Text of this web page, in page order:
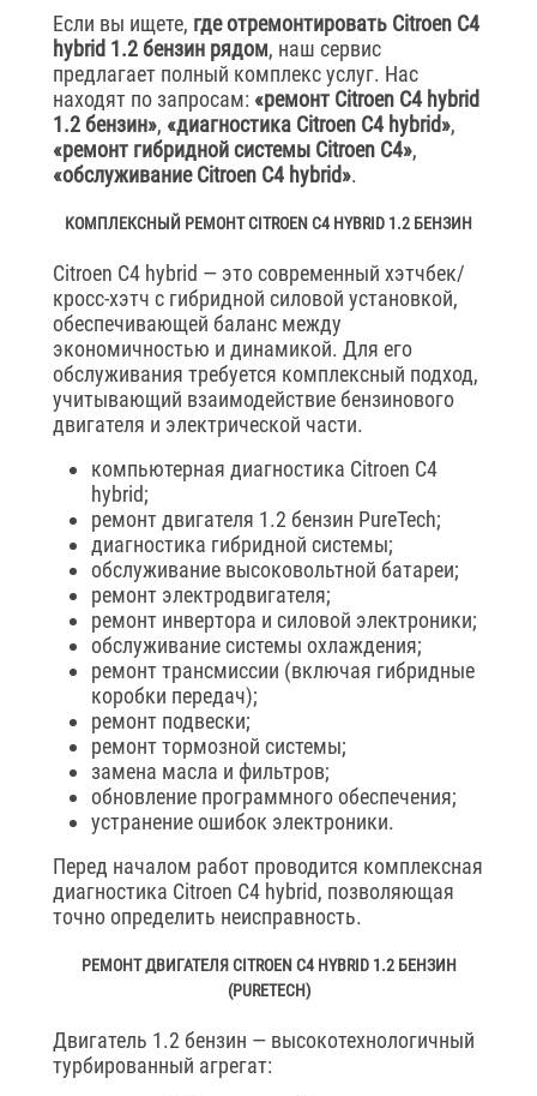
Если вы ищете, где отремонтировать Citroen C4
hybrid 1.2 бензин рядом, наш сервис
предлагает полный комплекс услуг. Нас
находят по запросам: «ремонт Citroen C4 hybrid
1.2 бензин», «диагностика Citroen C4 hybrid»,
«ремонт гибридной системы Citroen C4»,
«обслуживание Citroen C4 hybrid».
КОМПЛЕКСНЫЙ РЕМОНТ CITROEN C4 HYBRID 1.2 БЕНЗИН
Citroen C4 hybrid — это современный хэтчбек/
кросс-хэтч с гибридной силовой установкой,
обеспечивающей баланс между
экономичностью и динамикой. Для его
обслуживания требуется комплексный подход,
учитывающий взаимодействие бензинового
двигателя и электрической части.
компьютерная диагностика Citroen C4
hybrid;
ремонт двигателя 1.2 бензин PureTech;
диагностика гибридной системы;
обслуживание высоковольтной батареи;
ремонт электродвигателя;
ремонт инвертора и силовой электроники;
обслуживание системы охлаждения;
ремонт трансмиссии (включая гибридные
коробки передач);
ремонт подвески;
ремонт тормозной системы;
замена масла и фильтров;
обновление программного обеспечения;
устранение ошибок электроники.
Перед началом работ проводится комплексная
диагностика Citroen C4 hybrid, позволяющая
точно определить неисправность.
РЕМОНТ ДВИГАТЕЛЯ CITROEN C4 HYBRID 1.2 БЕНЗИН
(PURETECH)
Двигатель 1.2 бензин — высокотехнологичный
турбированный агрегат: